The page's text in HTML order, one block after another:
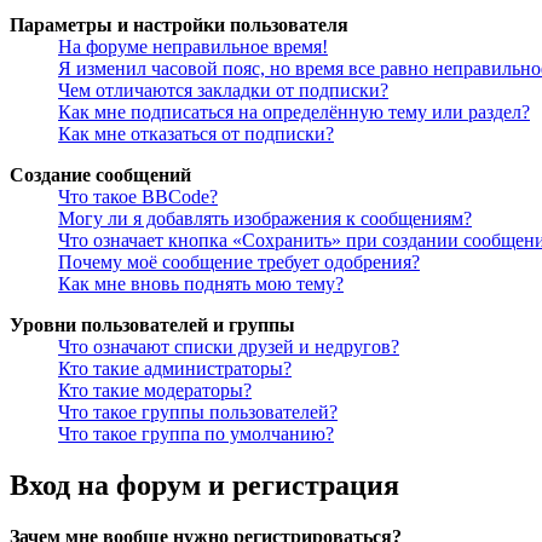
Параметры и настройки пользователя
На форуме неправильное время!
Я изменил часовой пояс, но время все равно
Чем отличаются закладки от подписки?
Как мне подписаться на определённую тему или раздел?
Как мне отказаться от подписки?
Создание сообщений
Что такое BBCode?
Могу ли я добавлять изображения к сообщениям?
Что означает кнопка «Сохранить» при создании
Почему моё сообщение требует одобрения?
Как мне вновь поднять мою тему?
Уровни пользователей и группы
Что означают списки друзей и недругов?
Кто такие администраторы?
Кто такие модераторы?
Что такое группы пользователей?
Что такое группа по умолчанию?
Вход на форум и регистрация
Зачем мне вообще нужно регистрироваться?